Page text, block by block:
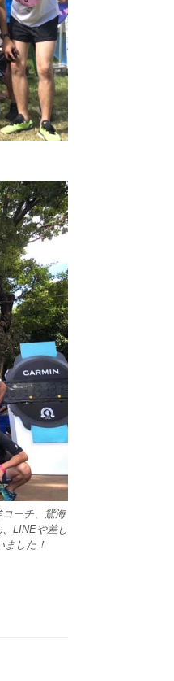
ーチ、鴛海
LINEや差し
ました！